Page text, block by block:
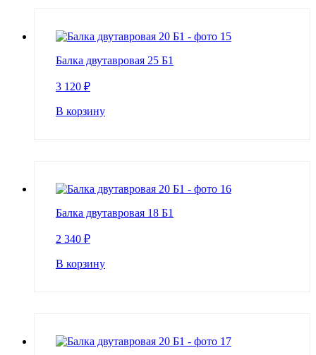
Балка двутавровая 25 Б1
3 120 ₽
В корзину
Балка двутавровая 18 Б1
2 340 ₽
В корзину